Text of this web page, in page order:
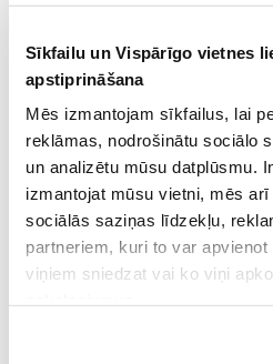
Sīkfailu un Vispārīgo vietnes
apstiprināšana
Mēs izmantojam sīkfailus, lai
reklāmas, nodrošinātu sociālo
un analizētu mūsu datplūsmu.
izmantojat mūsu vietni, mēs
sociālās saziņas līdzekļu,
partneriem, kuri to var
viņiem sniedzat vai ko viņi
Vispārīgiem vietnes